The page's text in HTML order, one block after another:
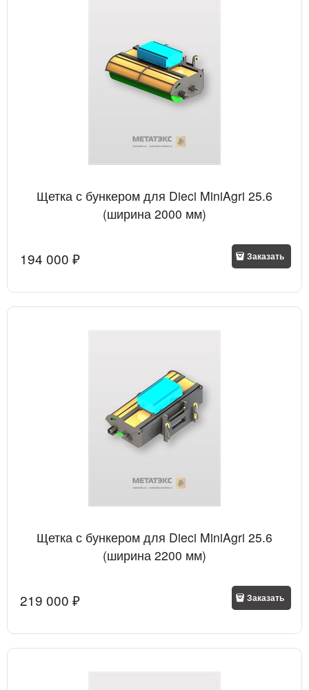
Щетка с бункером для Dieci MiniAgri 25.6
(ширина 2000 мм)
194 000 ₽ Заказать
Щетка с бункером для Dieci MiniAgri 25.6
(ширина 2200 мм)
219 000 ₽ Заказать